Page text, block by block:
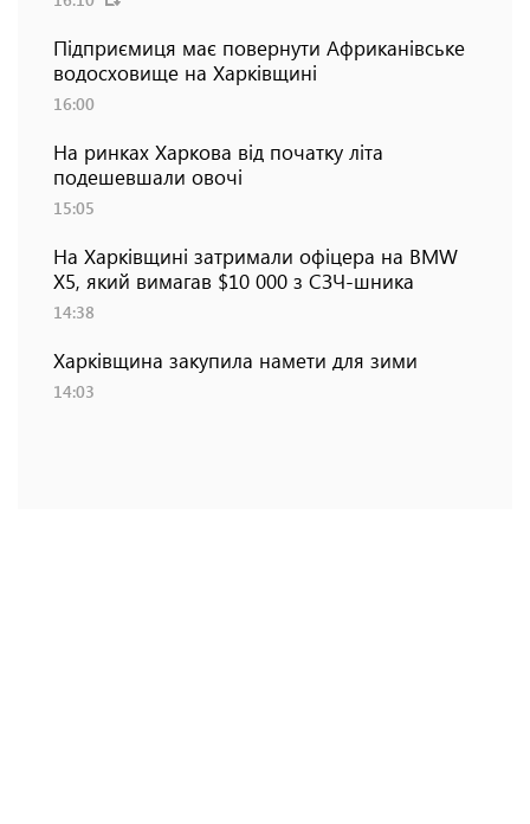
Підприємиця має повернути Африканівське
водосховище на Харківщині
16:00
На ринках Харкова від початку літа
подешевшали овочі
15:05
На Харківщині затримали офіцера на BMW
Х5, який вимагав $10 000 з СЗЧ-шника
14:38
Харківщина закупила намети для зими
14:03